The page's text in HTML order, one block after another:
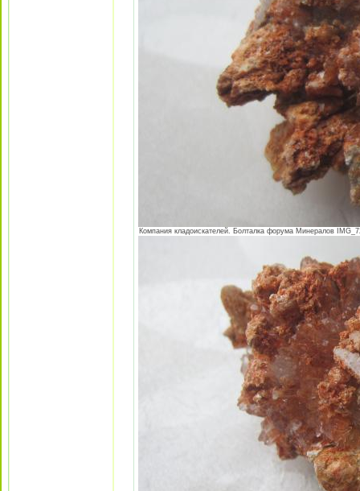
Компания кладоискателей. Болталка форума Минералов